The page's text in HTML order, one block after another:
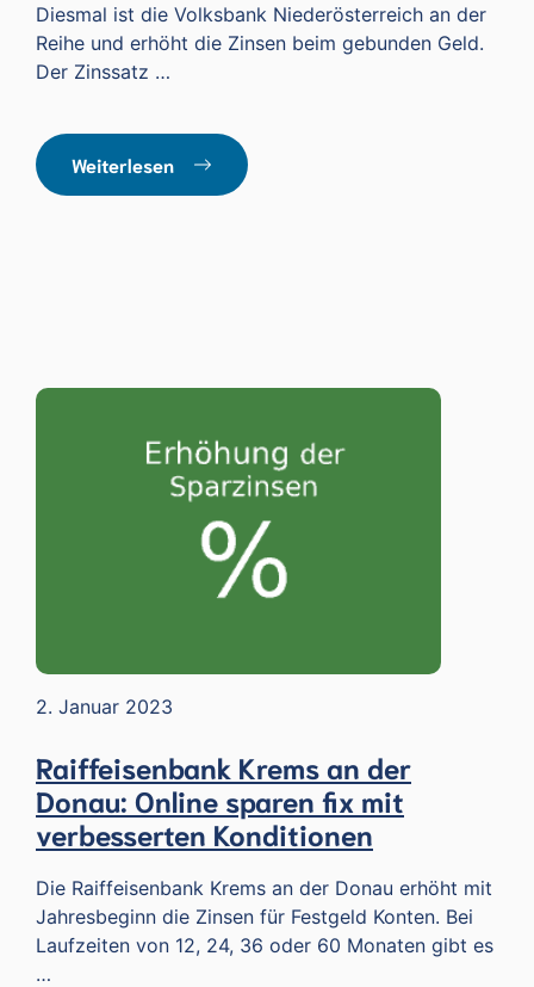
Diesmal ist die Volksbank Niederösterreich an der
Reihe und erhöht die Zinsen beim gebunden Geld.
Der Zinssatz …
Weiterlesen
2. Januar 2023
Raiffeisenbank Krems an der
Donau: Online sparen fix mit
verbesserten Konditionen
Die Raiffeisenbank Krems an der Donau erhöht mit
Jahresbeginn die Zinsen für Festgeld Konten. Bei
Laufzeiten von 12, 24, 36 oder 60 Monaten gibt es
…